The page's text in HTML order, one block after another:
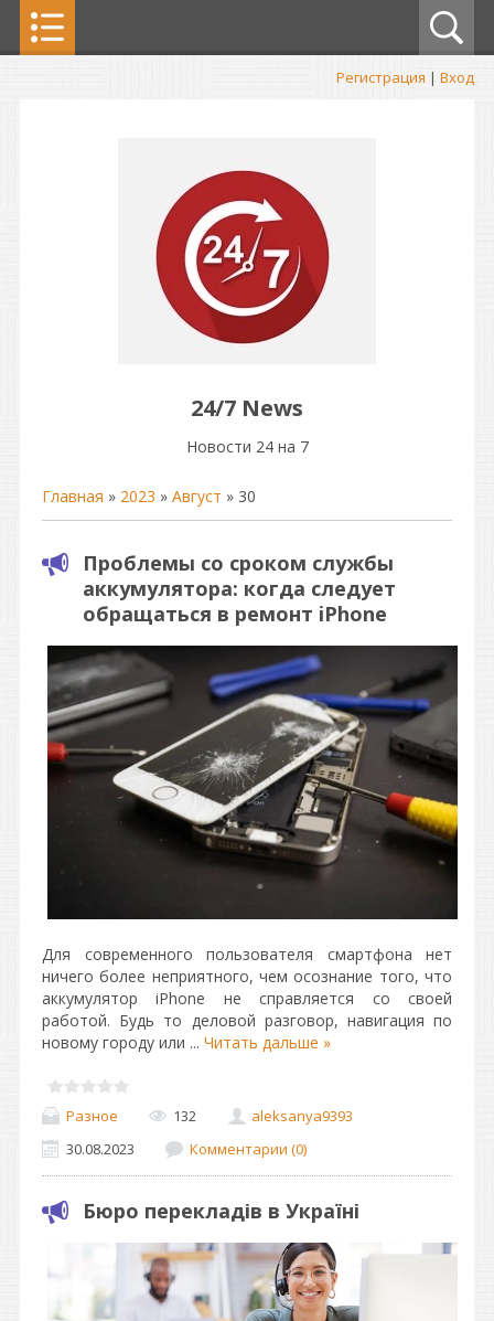
Регистрация | Вход
24/7 News
Новости 24 на 7
Главная » 2023 » Август » 30
Проблемы со сроком службы
аккумулятора: когда следует
обращаться в ремонт iPhone
Для современного пользователя смартфона нет
ничего более неприятного, чем осознание того, что
аккумулятор iPhone не справляется со своей
работой. Будь то деловой разговор, навигация по
новому городу или ... Читать дальше »
Разное 132
aleksanya9393
30.08.2023
Комментарии (0)
Бюро перекладів в Україні